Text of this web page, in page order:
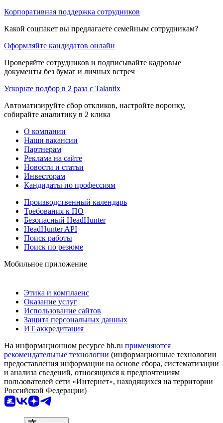
Корпоративная поддержка сотрудников
Какой соцпакет вы предлагаете семейным сотрудникам?
Оформляйте кандидатов онлайн
Проверяйте сотрудников и подписывайте кадровые
документы без бумаг и личных встреч
Ускорьте подбор в 2 раза с Talantix
Автоматизируйте сбор откликов, настройте воронку,
собирайте аналитику в 2 клика
О компании
Наши вакансии
Партнерам
Реклама на сайте
Новости и статьи
Инвесторам
Кандидаты по профессиям
Производственный календарь
Требования к ПО
Безопасный HeadHunter
HeadHunter API
Поиск работы
Поиск по резюме
Мобильное приложение
Этика и комплаенс
Оказание услуг
Использование сайтов
Защита персональных данных
ИТ аккредитация
На информационном ресурсе hh.ru применяются
рекомендательные технологии (информационные технологии
предоставления информации на основе сбора, систематизации
и анализа сведений, относящихся к предпочтениям
пользователей сети «Интернет», находящихся на территории
Российской Федерации)